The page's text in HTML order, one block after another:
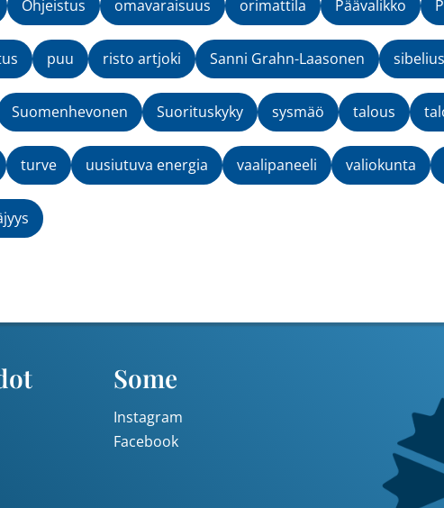
Ohjeistus omavaraisuus orimattila Päävalikko
puu risto artjoki Sanni Grahn-Laasonen
Suomenhevonen Suorituskyky sysmäö talous
turve uusiutuva energia vaalipaneeli valiokunta
Some
Instagram
Facebook